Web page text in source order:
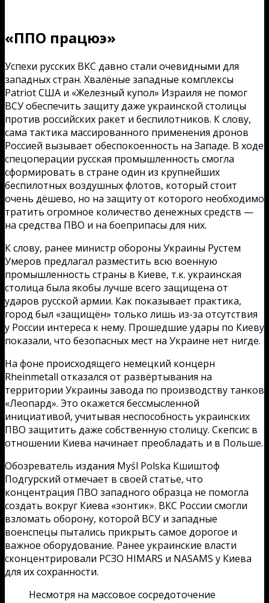
«ППО працюэ»
Успехи русских ВКС давно стали очевидными для
западных стран. Хвалёные западные комплексы
Patriot США и «Железный купол» Израиля не помог
ВСУ обеспечить защиту даже украинской столицы
против российских ракет и беспилотников. К слову,
сама тактика массированного применения дронов
Россией вызывает обеспокоенность на Западе. В ходе
спецоперации русская промышленность смогла
сформировать в стране один из крупнейших
беспилотных воздушных флотов, который стоит
очень дёшево, но на защиту от которого необходимо
тратить огромное количество денежных средств —
на средства ПВО и на боеприпасы для них.
К слову, ранее министр обороны Украины Рустем
Умеров предлагал разместить всю военную
промышленность страны в Киеве, т.к. украинская
столица была якобы лучше всего защищена от
ударов русской армии. Как показывает практика,
город был «защищён» только лишь из-за отсутствия
у России интереса к нему. Прошедшие удары по Киеву
показали, что безопасных мест на Украине нет нигде.
На фоне происходящего немецкий концерн
Rheinmetall отказался от развёртывания на
территории Украины завода по производству танков
«Леопард». Это окажется бессмысленной
инициативой, учитывая неспособность украинских
ПВО защитить даже собственную столицу. Скепсис в
отношении Киева начинает преобладать и в Польше.
Обозреватель издания Myśl Polska Кшиштоф
Подгурский отмечает в своей статье, что
концентрация ПВО западного образца не помогла
создать вокруг Киева «зонтик». ВКС России смогли
взломать оборону, которой ВСУ и западные
военспецы пытались прикрыть самое дорогое и
важное оборудование. Ранее украинские власти
сконцентрировали РСЗО HIMARS и NASAMS у Киева
для их сохранности.
Несмотря на массовое сосредоточение